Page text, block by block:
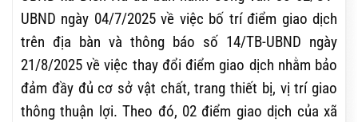
UBND ngày 04/7/2025 về việc bố trí điểm giao dịch
trên địa bàn và thông báo số 14/TB-UBND ngày
21/8/2025 về việc thay đổi điểm giao dịch nhằm bảo
đảm đầy đủ cơ sở vật chất, trang thiết bị, vị trí giao
thông thuận lợi. Theo đó, 02 điểm giao dịch của xã